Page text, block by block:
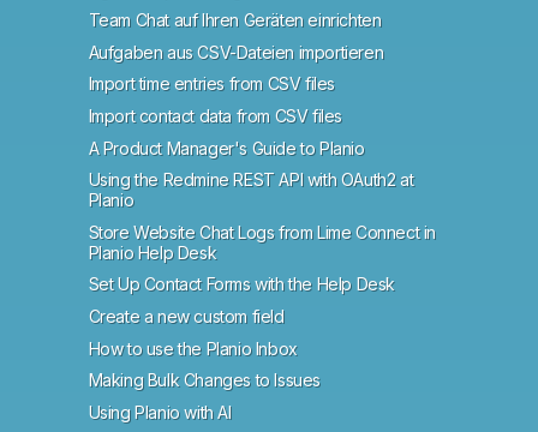
Team Chat auf Ihren Geräten einrichten
Aufgaben aus CSV-Dateien importieren
Import time entries from CSV files
Import contact data from CSV files
A Product Manager's Guide to Planio
Using the Redmine REST API with OAuth2 at
Planio
Store Website Chat Logs from Lime Connect in
Planio Help Desk
Set Up Contact Forms with the Help Desk
Create a new custom field
How to use the Planio Inbox
Making Bulk Changes to Issues
Using Planio with AI